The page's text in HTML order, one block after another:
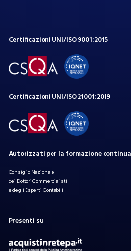
Certificazioni UNI/ISO9001:2015
Certificazioni UNI/ISO21001:2019
Autorizzatiper la formazionecontinua
Consiglio Nazionale
dei Dottori Commercialisti
e degli Esperti Contabili
Presenti su